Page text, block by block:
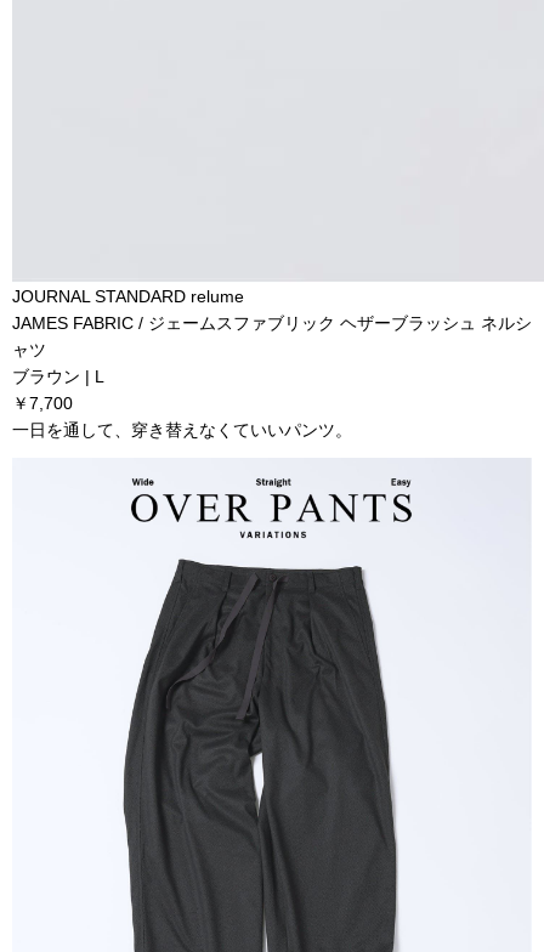
JOURNAL STANDARD relume
JAMES FABRIC / ジェームスファブリック ヘザーブラッシュ ネルシ
ャツ
ブラウン | L
￥7,700
一日を通して、穿き替えなくていいパンツ。